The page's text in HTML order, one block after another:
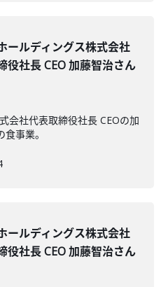
ールディングス株式会社
役社長 CEO 加藤智治さん
会社代表取締役社長 CEOの加
事業。
ールディングス株式会社
役社長 CEO 加藤智治さん